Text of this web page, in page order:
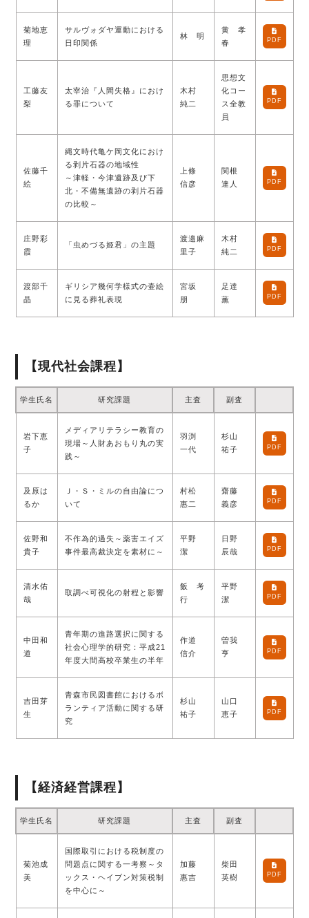
菊地恵
理
サルヴォダヤ運動における
日印関係
林 明
黄 孝
春
PDF
工藤友
梨
太宰治『人間失格』におけ
る罪について
木村
純二
思想文
化コー
ス全教
員
PDF
佐藤千
絵
縄文時代亀ケ岡文化におけ
る剥片石器の地域性
～津軽・今津遺跡及び下
北・不備無遺跡の剥片石器
の比較～
上條
信彦
関根
達人
PDF
庄野彩
霞
「虫めづる姫君」の主題
渡邉麻
里子
木村
純二
PDF
渡部千
晶
ギリシア幾何学様式の壷絵
に見る葬礼表現
宮坂
朋
足達
薫
PDF
【現代社会課程】
学生氏名 研究課題 主査 副査
岩下恵
子
メディアリテラシー教育の
現場～人財あおもり丸の実
践～
羽渕
一代
杉山
祐子
PDF
及原は
るか
Ｊ・Ｓ・ミルの自由論につ
いて
村松
惠二
齋藤
義彦
PDF
佐野和
貴子
不作為的過失～薬害エイズ
事件最高裁決定を素材に～
平野
潔
日野
辰哉
PDF
清水佑
哉
取調べ可視化の射程と影響
飯 考
行
平野
潔
PDF
中田和
道
青年期の進路選択に関する
社会心理学的研究：平成21
年度大間高校卒業生の半年
作道
信介
曽我
亨
PDF
吉田芽
生
青森市民図書館におけるボ
ランティア活動に関する研
究
杉山
祐子
山口
恵子
PDF
【経済経営課程】
学生氏名 研究課題 主査 副査
菊池成
美
国際取引における税制度の
問題点に関する一考察～タ
ックス・ヘイブン対策税制
を中心に～
加藤
惠吉
柴田
英樹
PDF